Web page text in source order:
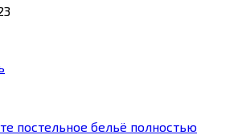
постельное бельё полностью